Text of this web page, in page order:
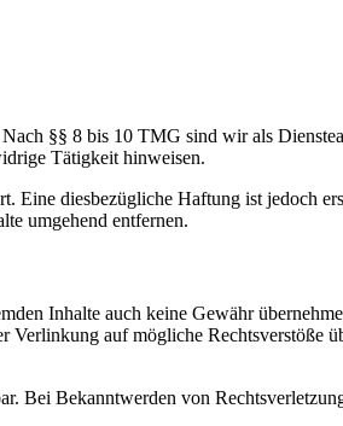
§§ 8 bis 10 TMG sind wir als
Tätigkeit hinweisen.
Eine diesbezügliche Haftung ist jedoch
umgehend entfernen.
Inhalte auch keine Gewähr
auf mögliche Rechtsverstöße
Bei Bekanntwerden von